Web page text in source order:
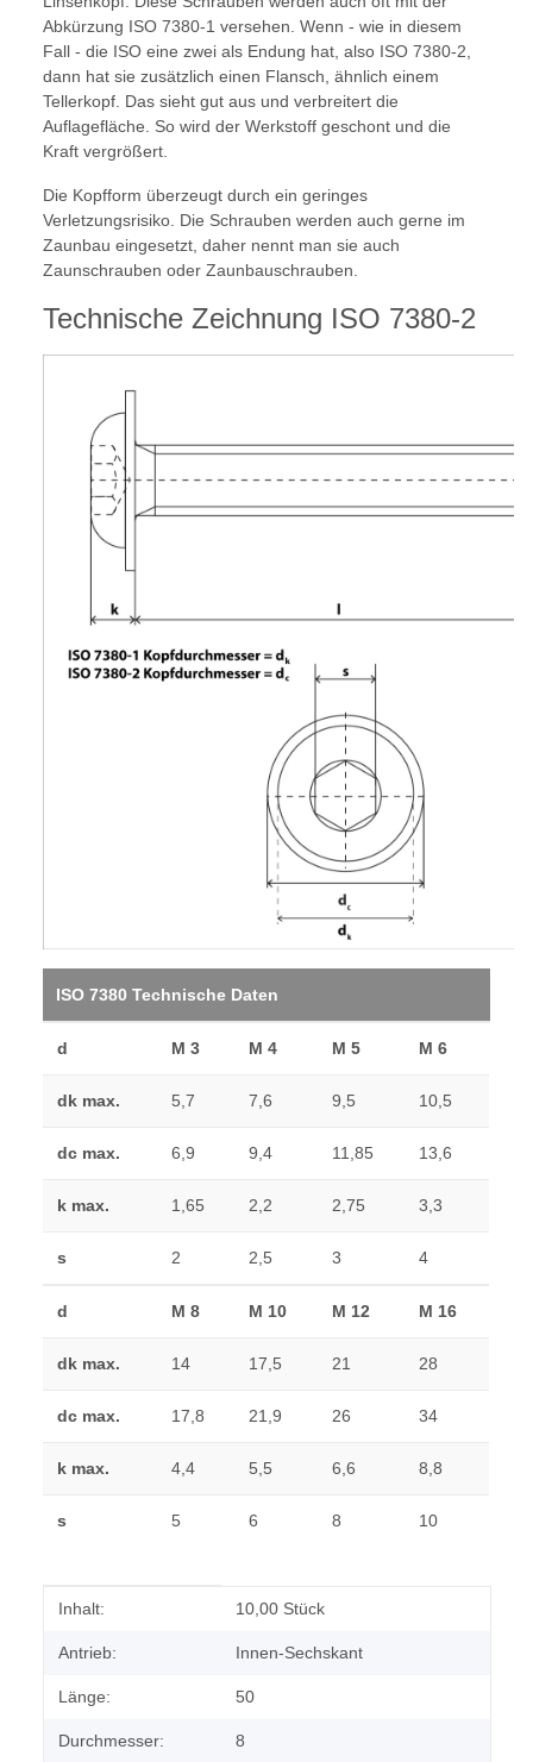
Abkürzung ISO 7380-1 versehen. Wenn - wie in diesem
Fall - die ISO eine zwei als Endung hat, also ISO 7380-2,
dann hat sie zusätzlich einen Flansch, ähnlich einem
Tellerkopf. Das sieht gut aus und verbreitert die
Auflagefläche. So wird der Werkstoff geschont und die
Kraft vergrößert.
Die Kopfform überzeugt durch ein geringes
Verletzungsrisiko. Die Schrauben werden auch gerne im
Zaunbau eingesetzt, daher nennt man sie auch
Zaunschrauben oder Zaunbauschrauben.
Technische Zeichnung ISO 7380-2
ISO 7380 Technische Daten
d M 3 M 4 M 5 M 6
dk max. 5,7 7,6 9,5 10,5
dc max. 6,9 9,4 11,85 13,6
k max. 1,65 2,2 2,75 3,3
s 2 2,5 3 4
d M 8 M 10 M 12 M 16
dk max. 14 17,5 21 28
dc max. 17,8 21,9 26 34
k max. 4,4 5,5 6,6 8,8
s 5 6 8 10
Produkteigenschaft
Wert
Inhalt: 10,00 Stück
Antrieb: Innen-Sechskant
Länge: 50
Durchmesser: 8